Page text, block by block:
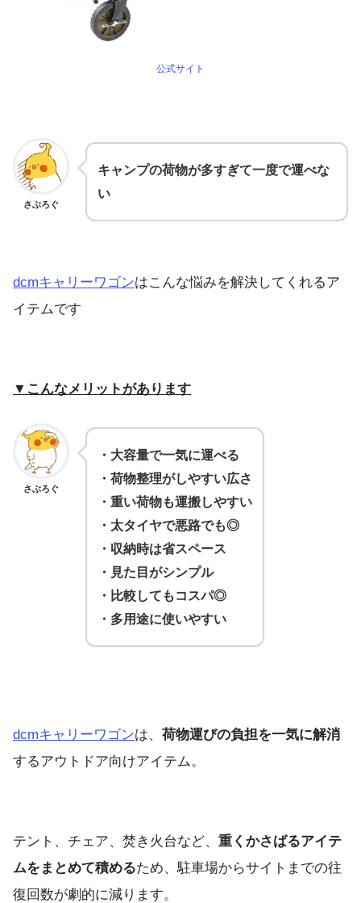
公式サイト
さぶろぐ
キャンプの荷物が多すぎて一度で運べな
い
dcmキャリーワゴンはこんな悩みを解決してくれるア
イテムです
▼こんなメリットがあります
さぶろぐ
・大容量で一気に運べる
・荷物整理がしやすい広さ
・重い荷物も運搬しやすい
・太タイヤで悪路でも◎
・収納時は省スペース
・見た目がシンプル
・比較してもコスパ◎
・多用途に使いやすい
dcmキャリーワゴンは、 荷物運びの負担を一気に解消
するアウトドア向けアイテム。
テント、チェア、焚き火台など、 重くかさばるアイテ
ムをまとめて積めるため、駐車場からサイトまでの往
復回数が劇的に減ります。